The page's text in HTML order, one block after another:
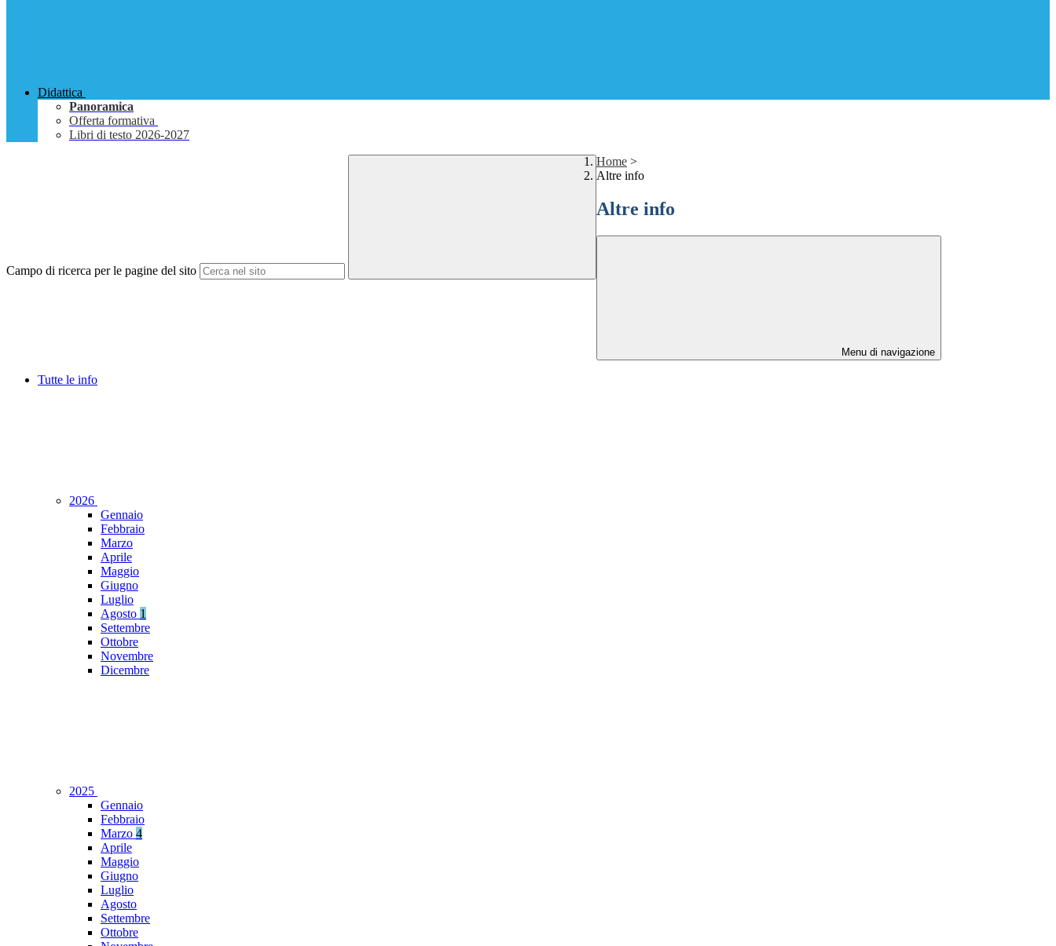
Didattica
Panoramica
Offerta formativa
Libri di testo 2026-2027
Campo di ricerca per le pagine del sito
Home >
Altre info
Altre info
Menu di navigazione
Tutte le info
2026
Gennaio
Febbraio
Marzo
Aprile
Maggio
Giugno
Luglio
Agosto 1
Settembre
Ottobre
Novembre
Dicembre
2025
Gennaio
Febbraio
Marzo 4
Aprile
Maggio
Giugno
Luglio
Agosto
Settembre
Ottobre